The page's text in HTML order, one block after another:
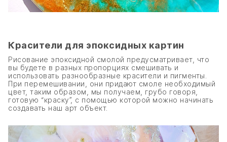
Красители для эпоксидных картин
Рисование эпоксидной смолой предусматривает, что
вы будете в разных пропорциях смешивать и
использовать разнообразные красители и пигменты.
При перемешивании, они придают смоле необходимый
цвет, таким образом, мы получаем, грубо говоря,
готовую “краску”, с помощью которой можно начинать
создавать наш арт объект.